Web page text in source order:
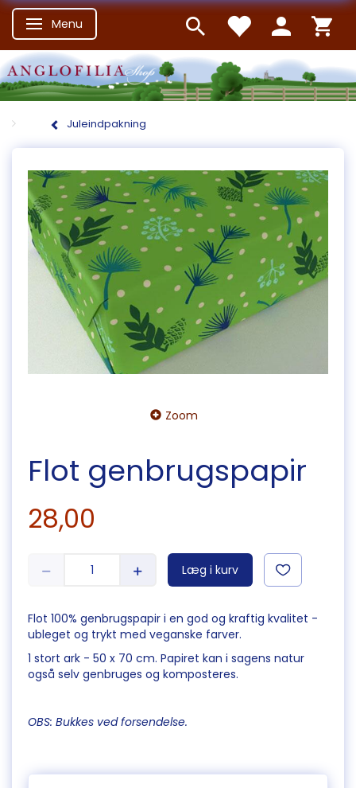
Skifte navigation
Menu
Juleindpakning
Zoom
Flot genbrugspapir
28,00
Læg i kurv
Flot 100% genbrugspapir i en god og kraftig kvalitet -
ubleget og trykt med veganske farver.
1 stort ark - 50 x 70 cm. Papiret kan i sagens natur
også selv genbruges og komposteres.
OBS: Bukkes ved forsendelse.